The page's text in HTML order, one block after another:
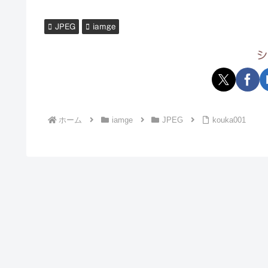
JPEG iamge
ホーム iamge JPEG kouka001